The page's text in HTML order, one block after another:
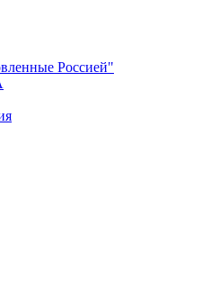
Россией"